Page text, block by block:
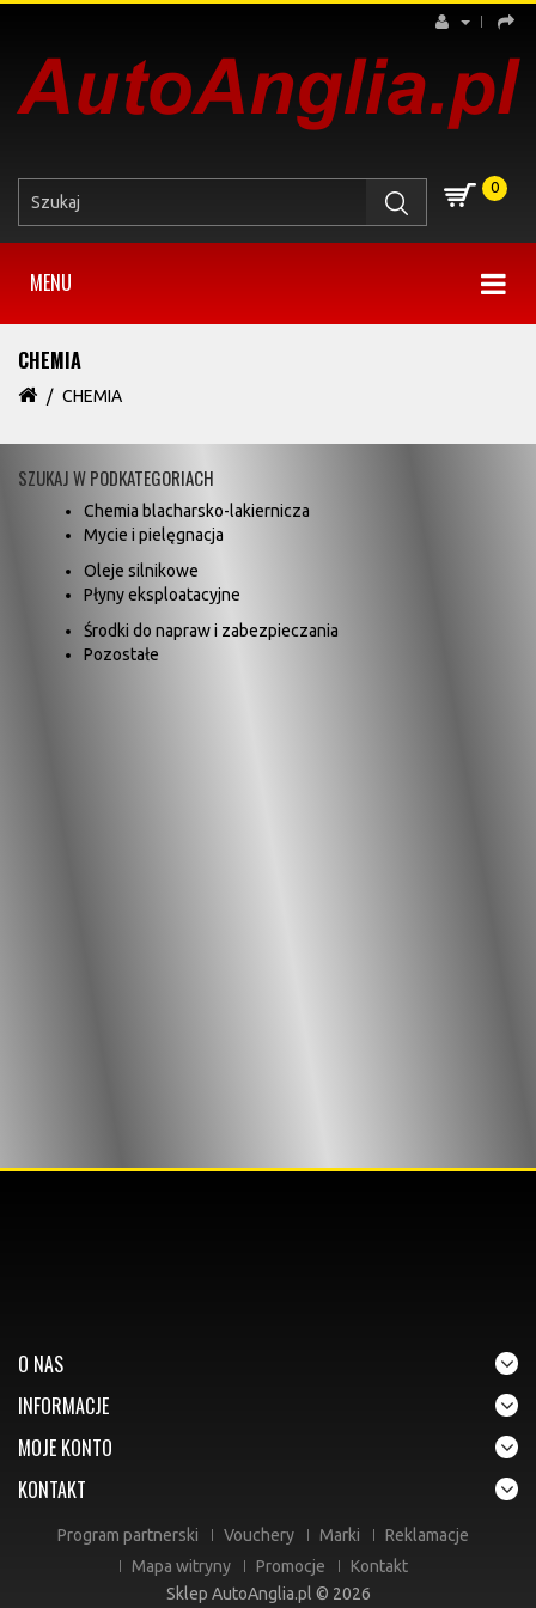
0
MENU
CHEMIA
CHEMIA
SZUKAJ W PODKATEGORIACH
Chemia blacharsko-lakiernicza
Mycie i pielęgnacja
Oleje silnikowe
Płyny eksploatacyjne
Środki do napraw i zabezpieczania
Pozostałe
O NAS
INFORMACJE
MOJE KONTO
KONTAKT
Program partnerski Vouchery Marki
Reklamacje
Mapa witryny
Promocje
Kontakt
Sklep AutoAnglia.pl © 2026